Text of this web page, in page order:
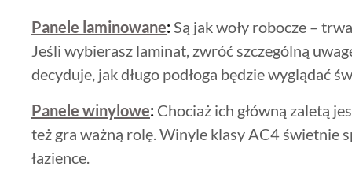
Panele laminowane:Są jak woły robocze –
Jeśli wybierasz laminat, zwróć szczególną
decyduje, jak długo podłoga będzie wyglądać
Panele winylowe: Chociaż ich główną zaletą
też gra ważną rolę. Winyle klasy AC4 świetnie
łazience.